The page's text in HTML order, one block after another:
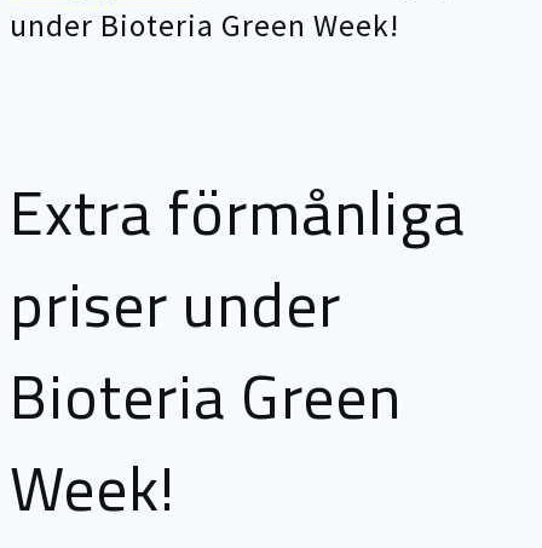
under Bioteria Green Week!
Extra förmånliga
priser under
Bioteria Green
Week!